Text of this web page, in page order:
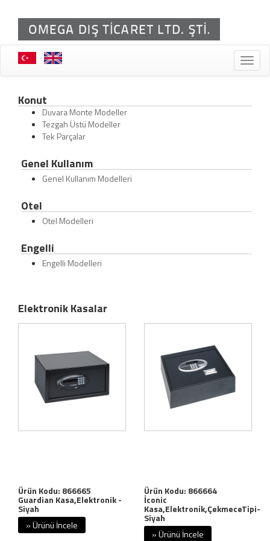
Toggle
Konut
Duvara Monte Modeller
Tezgah Üstü Modeller
Tek Parçalar
Genel Kullanım
Genel Kullanım Modelleri
Otel
Otel Modelleri
Engelli
Engelli Modelleri
Elektronik Kasalar
Ürün Kodu: 866665
Guardian Kasa,Elektronik -
Siyah
» Ürünü İncele
Ürün Kodu: 866664
İconic
Kasa,Elektronik,ÇekmeceTipi-
Siyah
» Ürünü İncele